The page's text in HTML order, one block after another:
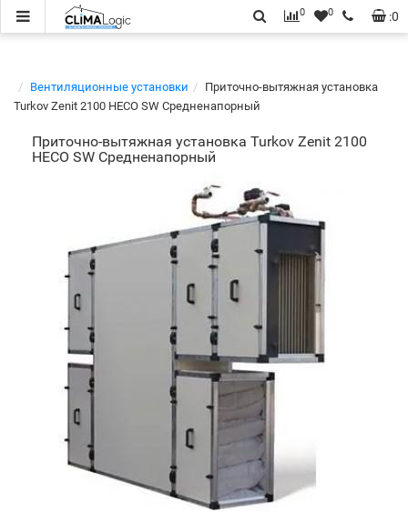
:0
0 0
Вентиляционные установки
Приточно-вытяжная установка
Turkov Zenit 2100 HECO SW Средненапорный
Приточно-вытяжная установка Turkov Zenit 2100
HECO SW Средненапорный